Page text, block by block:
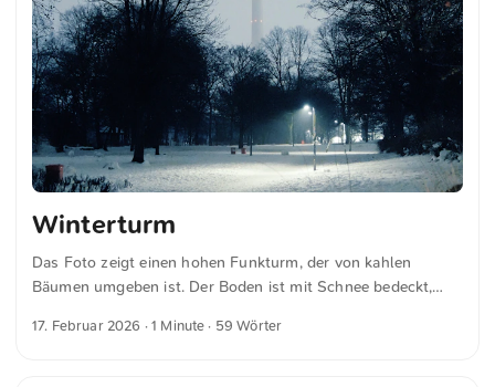
Winterturm
Das Foto zeigt einen hohen Funkturm, der von kahlen
Bäumen umgeben ist. Der Boden ist mit Schnee bedeckt,
Lichtverhältnisse wirken sanft und unterstreichen die
17. Februar 2026 · 1 Minute · 59 Wörter